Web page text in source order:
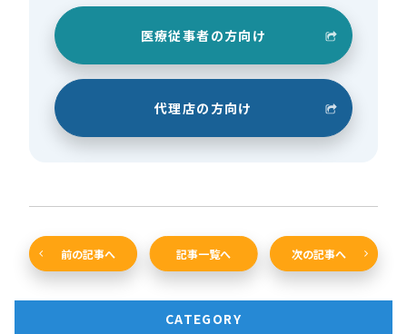
医療従事者の方向け
代理店の方向け
前の記事へ 記事一覧へ 次の記事へ
CATEGORY